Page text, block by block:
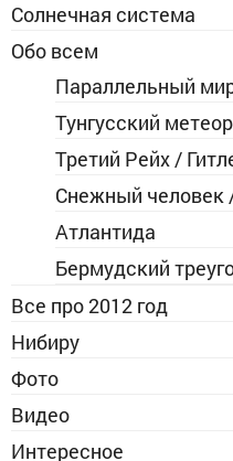
Солнечная система
Обо всем
Параллельный
Тунгусский
Третий Рейх /
Снежный человек
Атлантида
Бермудский
Все про 2012 год
Нибиру
Фото
Видео
Интересное